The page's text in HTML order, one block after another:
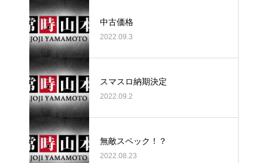
中古価格
2022.09.3
スマスロ納期決定
2022.09.2
無敵スペック！？
2022.08.23